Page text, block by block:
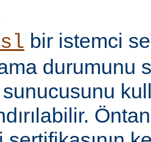
bir istemci
durumunu